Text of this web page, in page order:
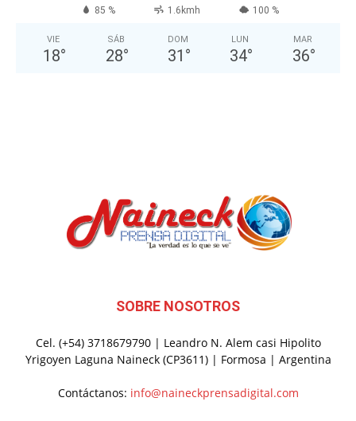
85 % 1.6kmh 100 %
VIE
18°
SÁB
28°
DOM
31 °
LUN
34°
MAR
36°
SOBRE NOSOTROS
Cel. (+54) 3718679790 | Leandro N. Alem casi Hipolito
Yrigoyen Laguna Naineck (CP3611) | Formosa | Argentina
Contáctanos: info@naineckprensadigital.com